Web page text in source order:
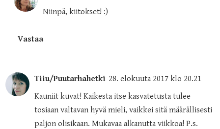
Niinpä, kiitokset! :)
Vastaa
Tiiu/Puutarhahetki 28. elokuuta 2017 klo 20.21
Kauniit kuvat! Kaikesta itse kasvatetusta tulee
tosiaan valtavan hyvä mieli, vaikkei sitä määrällisesti
paljon olisikaan. Mukavaa alkanutta viikkoa! P.s.